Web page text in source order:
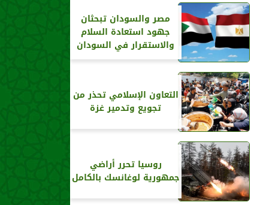
مصر والسودان تبحثان
جهود استعادة السلام
والاستقرار في السودان
التعاون الإسلامي تحذر من
تجويع وتدمير غزة
روسيا تحرر أراضي
جمهورية لوغانسك بالكامل